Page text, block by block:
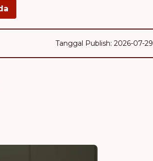
Tanggal Publish: 2026-07-29